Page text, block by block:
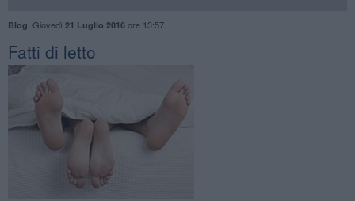
Blog Giovedì 21 Luglio 2016ore 13:57
Fatti di letto